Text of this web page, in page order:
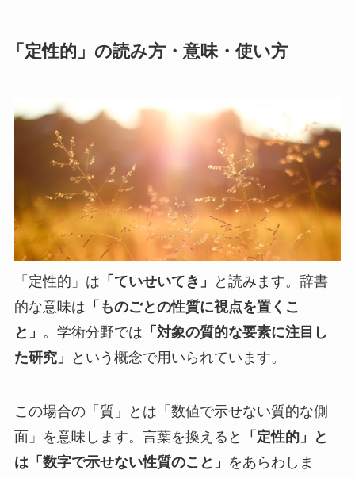
「定性的」の読み方・意味・使い方
「定性的」は 「ていせいてき」
と読みます。辞書
的な意味は 「ものごとの性質に視点を置くこ
と」 。学術分野では 「対象の質的な要素に注目し
た研究」
という概念で用いられています。
この場合の「質」とは「数値で示せない質的な側
面」を意味します。言葉を換えると
「定性的」と
は「数字で示せない性質のこと」 をあらわしま